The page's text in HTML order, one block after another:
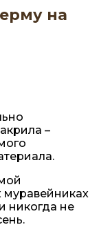
на
–
муравейниках
никогда не